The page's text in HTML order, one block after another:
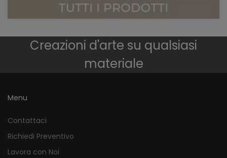
Creazioni d'arte su qualsiasi
materiale
Menu
Contattaci
Richiedi Preventivo
Lavora con Noi